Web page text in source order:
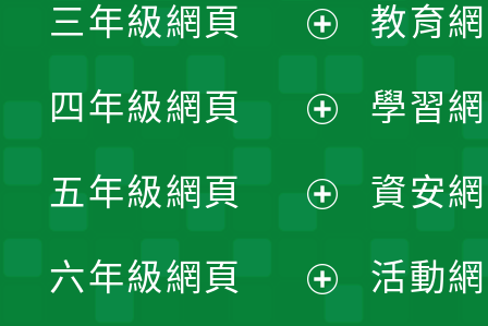
選
單
開
選
單
三年級網頁
開
選
單
四年級網頁
開
選
五年級網頁
開
六年級網頁
教育
學習
資安
活動